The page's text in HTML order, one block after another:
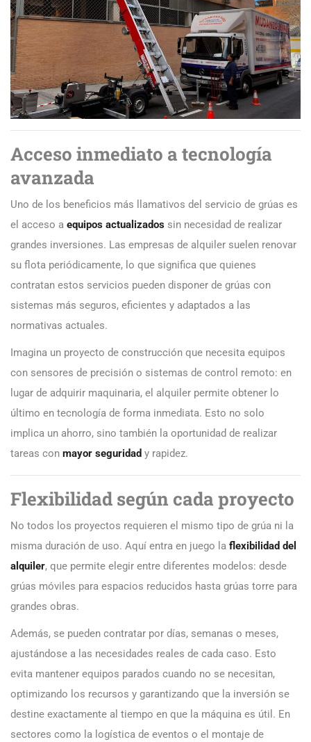
Acceso inmediato a tecnología
avanzada
Uno de los beneficios más llamativos del servicio de grúas es
el acceso a equipos actualizados sin necesidad de realizar
grandes inversiones. Las empresas de alquiler suelen renovar
su flota periódicamente, lo que significa que quienes
contratan estos servicios pueden disponer de grúas con
sistemas más seguros, eficientes y adaptados a las
normativas actuales.
Imagina un proyecto de construcción que necesita equipos
con sensores de precisión o sistemas de control remoto: en
lugar de adquirir maquinaria, el alquiler permite obtener lo
último en tecnología de forma inmediata. Esto no solo
implica un ahorro, sino también la oportunidad de realizar
tareas con mayor seguridad y rapidez.
Flexibilidad según cada proyecto
No todos los proyectos requieren el mismo tipo de grúa ni la
misma duración de uso. Aquí entra en juego la flexibilidad del
alquiler, que permite elegir entre diferentes modelos: desde
grúas móviles para espacios reducidos hasta grúas torre para
grandes obras.
Además, se pueden contratar por días, semanas o meses,
ajustándose a las necesidades reales de cada caso. Esto
evita mantener equipos parados cuando no se necesitan,
optimizando los recursos y garantizando que la inversión se
destine exactamente al tiempo en que la máquina es útil. En
sectores como la logística de eventos o el montaje de